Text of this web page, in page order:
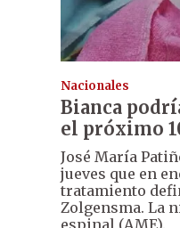
Nacionales
Bianca
el próximo
José María
jueves que en
tratamiento
Zolgensma. La
espinal (AME).